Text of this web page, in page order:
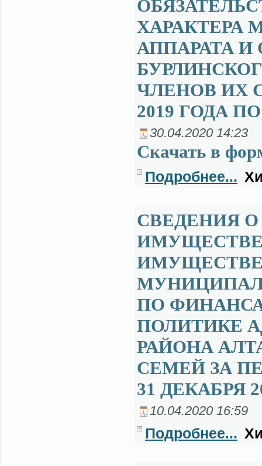
АППАРАТА
ЧЛЕНОВ ИХ
2019 ГОДА
30.04.2020 14:23
Ска­чать в
Подробнее...
СВЕДЕНИЯ О
ИМУЩЕСТВЕ
ПО
ПОЛИТИКЕ
РАЙОНА
СЕМЕЙ ЗА
31 ДЕКАБРЯ
10.04.2020 16:59
Подробнее...